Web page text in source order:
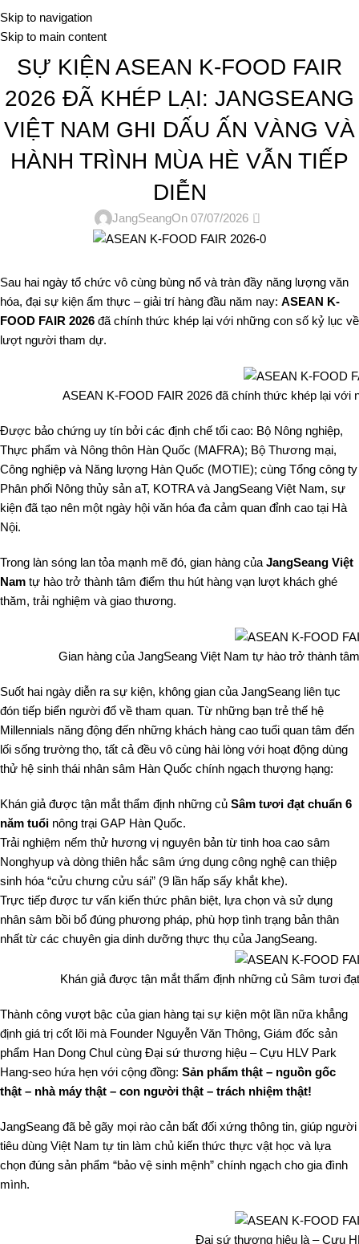
Skip to navigation
Skip to main content
SỰ KIỆN ASEAN K-FOOD FAIR
2026 ĐÃ KHÉP LẠI: JANGSEANG
VIỆT NAM GHI DẤU ẤN VÀNG VÀ
HÀNH TRÌNH MÙA HÈ VẪN TIẾP
DIỄN
JangSeangOn 07/07/2026 0
Sau hai ngày tổ chức vô cùng bùng nổ và tràn đầy năng lượng văn
hóa, đại sự kiện ẩm thực – giải trí hàng đầu năm nay: ASEAN K-
FOOD FAIR 2026 đã chính thức khép lại với những con số kỷ lục về
lượt người tham dự.
ASEAN K-FOOD FAIR 2026 đã chính thức khép lại
Được bảo chứng uy tín bởi các định chế tối cao: Bộ Nông nghiệp,
Thực phẩm và Nông thôn Hàn Quốc (MAFRA); Bộ Thương mại,
Công nghiệp và Năng lượng Hàn Quốc (MOTIE); cùng Tổng công ty
Phân phối Nông thủy sản aT, KOTRA và JangSeang Việt Nam, sự
kiện đã tạo nên một ngày hội văn hóa đa cảm quan đỉnh cao tại Hà
Nội.
Trong làn sóng lan tỏa mạnh mẽ đó, gian hàng củaJangSeang Việt
Nam tự hào trở thành tâm điểm thu hút hàng vạn lượt khách ghé
thăm, trải nghiệm và giao thương.
Gian hàng của JangSeang Việt Nam tự hào trở thành
Suốt hai ngày diễn ra sự kiện, không gian của JangSeang liên tục
đón tiếp biển người đổ về tham quan. Từ những bạn trẻ thế hệ
Millennials năng động đến những khách hàng cao tuổi quan tâm đến
lối sống trường thọ, tất cả đều vô cùng hài lòng với hoạt động dùng
thử hệ sinh thái nhân sâm Hàn Quốc chính ngạch thượng hạng:
Khán giả được tận mắt thẩm định những củ Sâm tươi đạt chuẩn 6
năm tuổi nông trại GAP Hàn Quốc.
Trải nghiệm nếm thử hương vị nguyên bản từ tinh hoa cao sâm
Nonghyup và dòng thiên hắc sâm ứng dụng công nghệ can thiệp
sinh hóa “cửu chưng cửu sái” (9 lần hấp sấy khắt khe).
Trực tiếp được tư vấn kiến thức phân biệt, lựa chọn và sử dụng
nhân sâm bồi bổ đúng phương pháp, phù hợp tình trạng bản thân
nhất từ các chuyên gia dinh dưỡng thực thụ của JangSeang.
Khán giả được tận mắt thẩm định những củ Sâm tươi
Thành công vượt bậc của gian hàng tại sự kiện một lần nữa khẳng
định giá trị cốt lõi mà Founder Nguyễn Văn Thông, Giám đốc sản
phẩm Han Dong Chul cùng Đại sứ thương hiệu – Cựu HLV Park
Hang-seo hứa hẹn với cộng đồng: Sản phẩm thật – nguồn gốc
thật – nhà máy thật – con người thật – trách nhiệm thật!
JangSeang đã bẻ gãy mọi rào cản bất đối xứng thông tin, giúp người
tiêu dùng Việt Nam tự tin làm chủ kiến thức thực vật học và lựa
chọn đúng sản phẩm “bảo vệ sinh mệnh” chính ngạch cho gia đình
mình.
Đại sứ thương hiệu là – Cựu